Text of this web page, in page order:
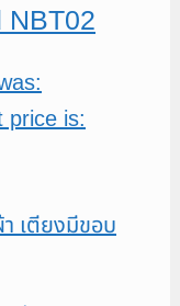
NBT02
price is: